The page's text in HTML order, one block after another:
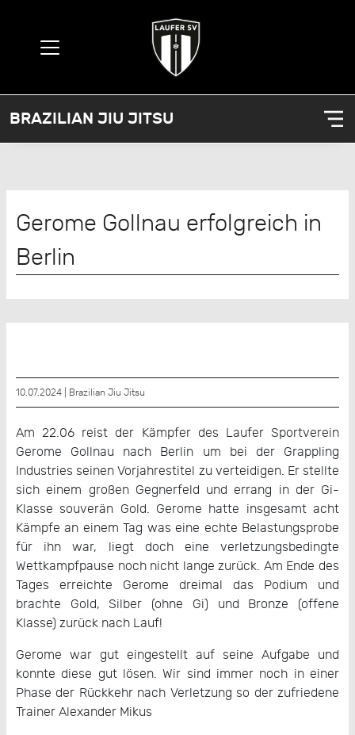
BRAZILIAN JIU JITSU
Gerome Gollnau erfolgreich in
Berlin
10.07.2024 | Brazilian Jiu Jitsu
Am 22.06 reist der Kämpfer des Laufer Sportverein
Gerome Gollnau nach Berlin um bei der Grappling
Industries seinen Vorjahrestitel zu verteidigen. Er stellte
sich einem großen Gegnerfeld und errang in der Gi-
Klasse souverän Gold. Gerome hatte insgesamt acht
Kämpfe an einem Tag was eine echte Belastungsprobe
für ihn war, liegt doch eine verletzungsbedingte
Wettkampfpause noch nicht lange zurück. Am Ende des
Tages erreichte Gerome dreimal das Podium und
brachte Gold, Silber (ohne Gi) und Bronze (offene
Klasse) zurück nach Lauf!
Gerome war gut eingestellt auf seine Aufgabe und
konnte diese gut lösen. Wir sind immer noch in einer
Phase der Rückkehr nach Verletzung so der zufriedene
Trainer Alexander Mikus